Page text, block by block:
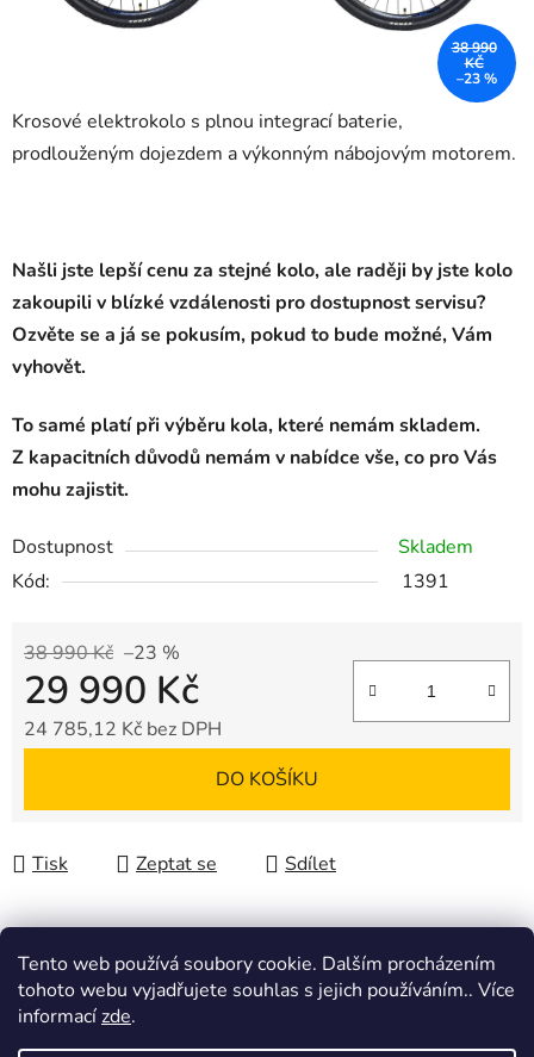
Tento web používá soubory cookie. Dalším procházením
tohoto webu vyjadřujete souhlas s jejich používáním.. Více
informacízde.
Krosové elektrokolo s plnou integrací baterie,
prodlouženým dojezdem a výkonným nábojovým motorem.
Našli jste lepší cenu za stejné kolo, ale raději by jste kolo
zakoupili v blízké vzdálenosti pro dostupnost servisu?
Ozvěte se a já se pokusím, pokud to bude možné, Vám
vyhovět.
To samé platí při výběru kola, které nemám skladem.
Z kapacitních důvodů nemám v nabídce vše, co pro Vás
mohu zajistit.
Dostupnost
Skladem
Kód:
1391
38 990 Kč –23 %
29 990 Kč
24 785,12 Kč bez DPH
DO KOŠÍKU
Tisk Zeptat se Sdílet
38 990
KČ
–23 %
Popis